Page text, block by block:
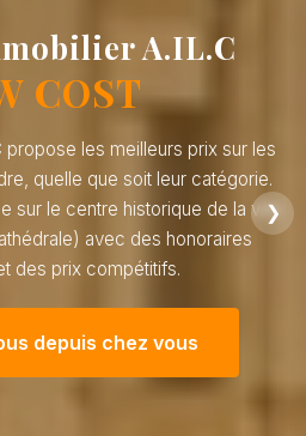
❯
A.IL.C
COST
propose les meilleurs prix sur les
quelle que soit leur catégorie.
sur le centre historique de la ville
avec des honoraires
des prix compétitifs.
depuis chez vous